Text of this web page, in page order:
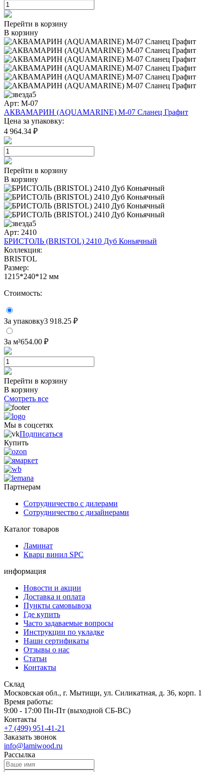
Перейти в корзину
В корзину
5
Арт: M-07
АКВАМАРИН (AQUAMARINE) M-07 Сланец Графит
Цена за упаковку:
4 964.34 ₽
Перейти в корзину
В корзину
5
Арт: 2410
БРИСТОЛЬ (BRISTOL) 2410 Дуб Коньячный
Коллекция:
BRISTOL
Размер:
1215*240*12 мм
Стоимость:
За упаковку3 918.25 ₽
За м²654.00 ₽
Перейти в корзину
В корзину
Смотреть все
Мы в соцсетях
Подписаться
Купить
Партнерам
Сотрудничество с дилерами
Сотрудничество с дизайнерами
Каталог товаров
Ламинат
Кварц винил SPC
информация
Новости и акции
Доставка и оплата
Пункты самовывоза
Где купить
Часто задаваемые вопросы
Инструкции по укладке
Наши сертификаты
Отзывы о нас
Статьи
Контакты
Склад
Московская обл., г. Мытищи, ул. Силикатная, д. 36, корп. 1
Время работы:
9:00 - 17:00 Пн-Пт (выходной СБ-ВС)
Контакты
+7 (499) 951-41-21
Заказать звонок
info@lamiwood.ru
Рассылка